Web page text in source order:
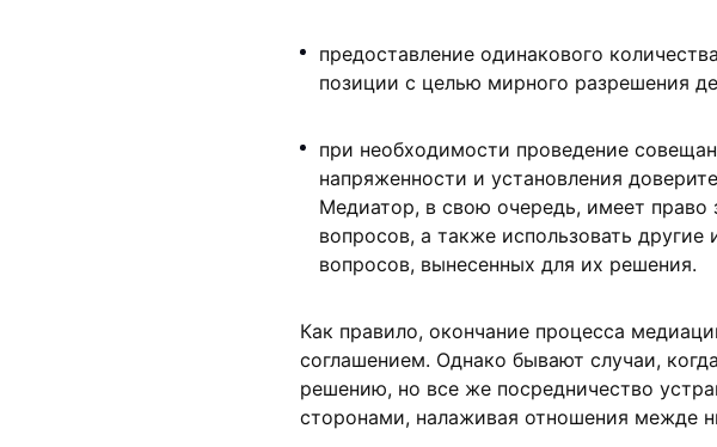
предоставление одинакового
позиции с целью мирного разрешения
при необходимости проведение
напряженности и установления
Медиатор, в свою очередь, имеет право
вопросов, а также использовать
вопросов, вынесенных для их решения.
Как правило, окончание процесса
соглашением. Однако бывают случаи,
решению, но все же посредничество
сторонами, налаживая отношения межде